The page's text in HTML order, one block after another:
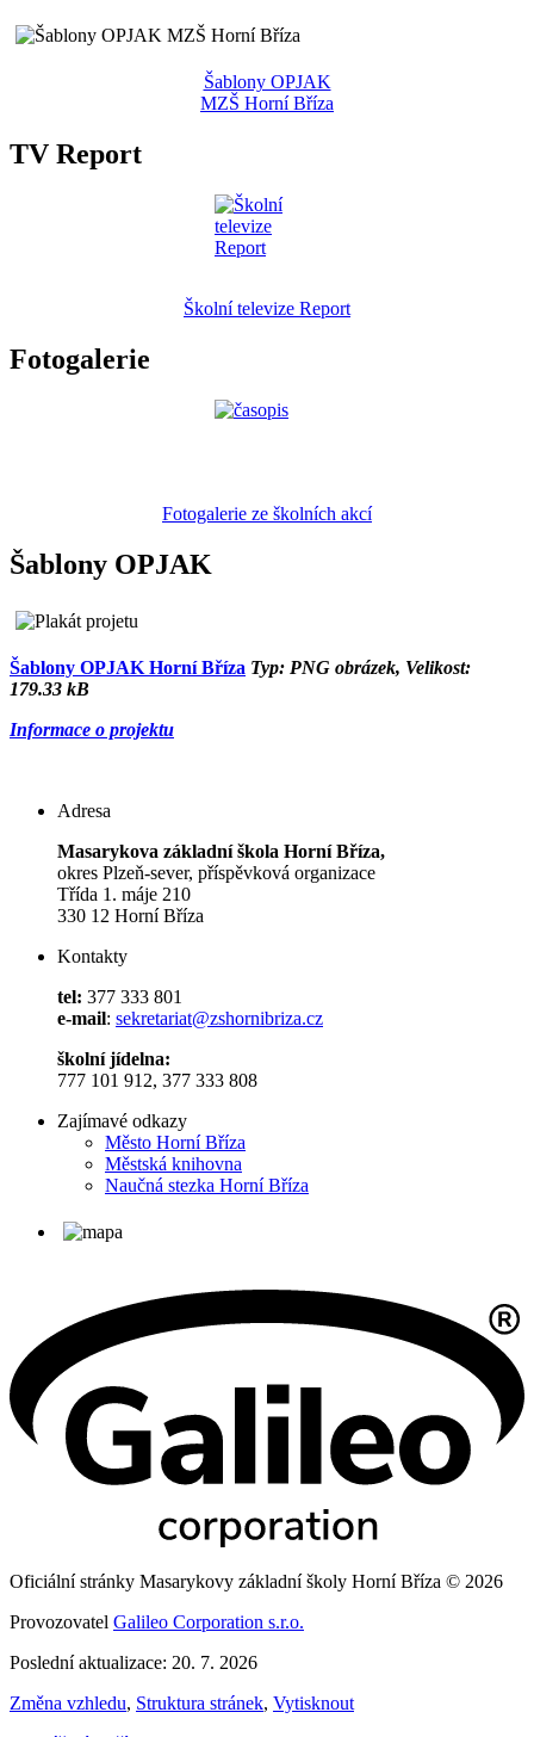
Šablony OPJAK
MZŠ Horní Bříza
TV Report
Školní televize Report
Fotogalerie
Fotogalerie ze školních akcí
Šablony OPJAK
Šablony OPJAK Horní Bříza Typ: PNG obrázek, Velikost:
179.33 kB
Informace o projektu
Adresa
Masarykova základní škola Horní Bříza,
okres Plzeň-sever, příspěvková organizace
Třída 1. máje 210
330 12 Horní Bříza
Kontakty
tel: 377 333 801
e-mail: sekretariat@zshornibriza.cz
školní jídelna:
777 101 912, 377 333 808
Zajímavé odkazy
Město Horní Bříza
Městská knihovna
Naučná stezka Horní Bříza
Oficiální stránky Masarykovy základní školy Horní Bříza © 2026
Provozovatel Galileo Corporation s.r.o.
Poslední aktualizace: 20. 7. 2026
Změna vzhledu, Struktura stránek, Vytisknout